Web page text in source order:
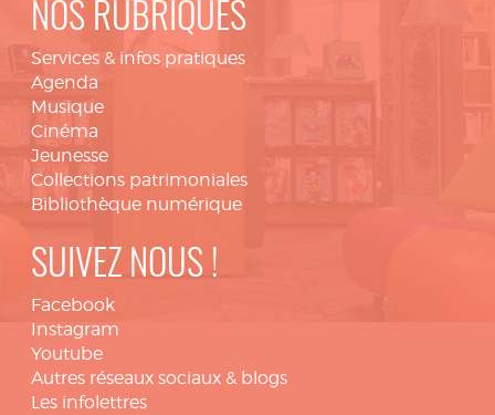
NOS RUBRIQUES
Services & infos pratiques
Agenda
Musique
Cinéma
Jeunesse
Collections patrimoniales
Bibliothèque numérique
SUIVEZ NOUS !
Facebook
Instagram
Youtube
Autres réseaux sociaux & blogs
Les infolettres